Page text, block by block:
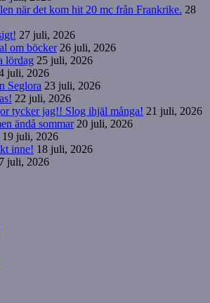
när det kom hit 20 mc från Frankrike. 28
27 juli, 2026
om böcker 26 juli, 2026
lördag 25 juli, 2026
juli, 2026
Seglora 23 juli, 2026
22 juli, 2026
tycker jag!! Slog ihjäl många! 21 juli, 2026
ändå sommar 20 juli, 2026
19 juli, 2026
inne! 18 juli, 2026
juli, 2026